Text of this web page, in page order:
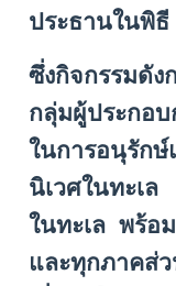
ประธานในพิธี
ซึ่งกิจกรรมดั
กลุ่มผู้ประกอบ
ในการอนุรัก
นิเวศในทะเ
ในทะเล พร้อ
และทุกภาคส่